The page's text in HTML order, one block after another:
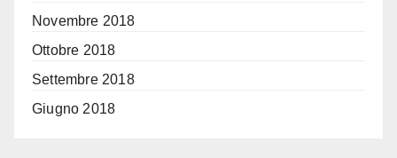
Novembre 2018
Ottobre 2018
Settembre 2018
Giugno 2018